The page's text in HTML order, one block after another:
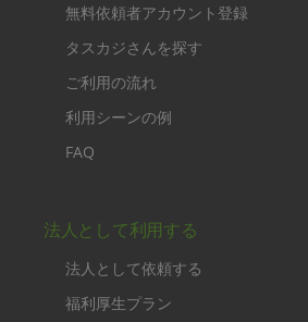
無料依頼者アカウント登録
タスカジさんを探す
ご利用の流れ
利用シーンの例
FAQ
法人として利用する
法人として依頼する
福利厚生プラン